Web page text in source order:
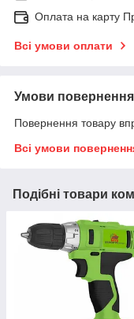
Оплата на карту
Всі умови оплати
Умови повернення
Повернення товару
Всі умови
Подібні товари